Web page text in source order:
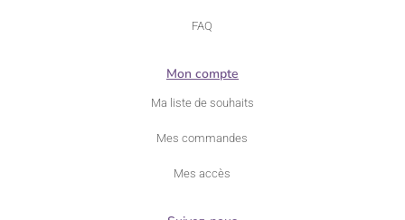
FAQ
Mon compte
Ma liste de souhaits
Mes commandes
Mes accès